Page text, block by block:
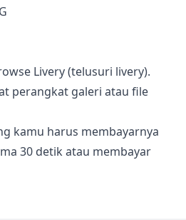
Livery (telusuri livery).
perangkat galeri atau file
kamu harus membayarnya
30 detik atau membayar